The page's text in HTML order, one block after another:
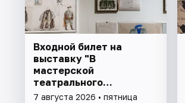
Входной билет на
выставку "В
мастерской
театрального
художника"
7 августа 2026 • пятница